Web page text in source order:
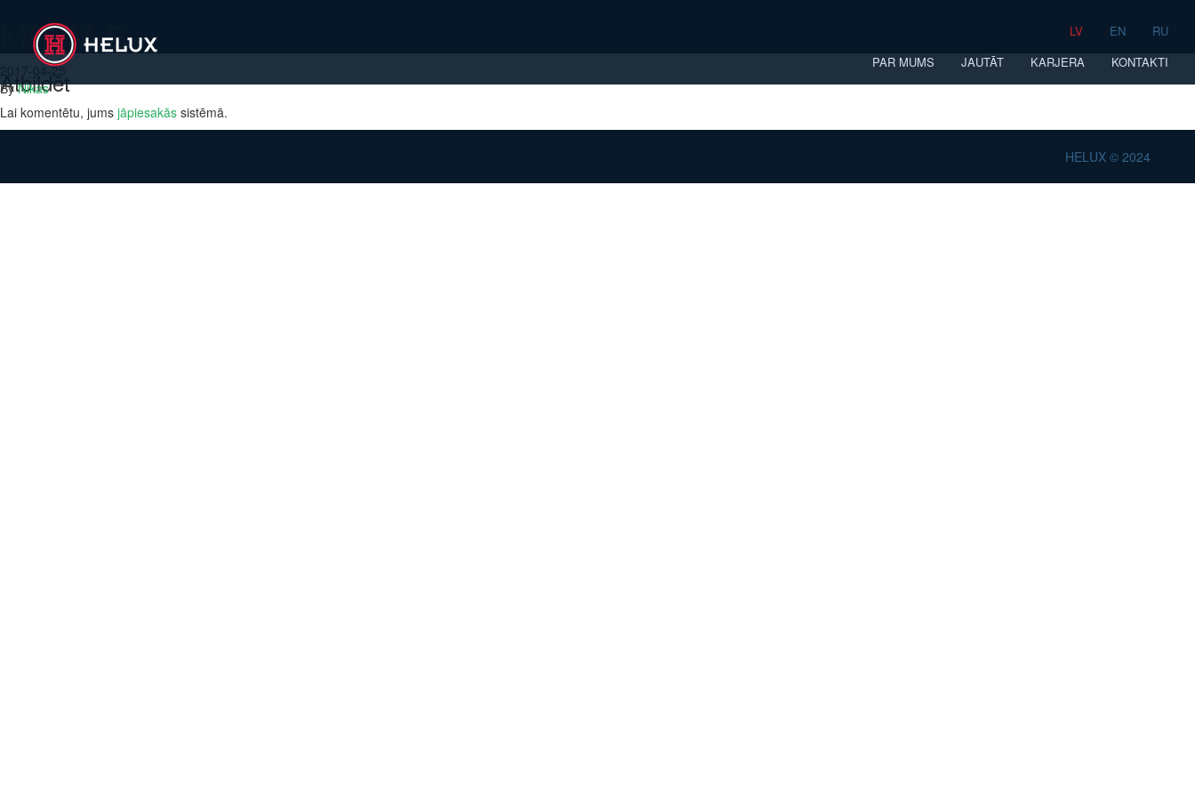
LV EN
RU
PAR MUMS
JAUTĀT KARJERA KONTAKTI
MSVM-S
2017-04-25
ByNikas
Atbildēt
Lai komentētu, jums jāpiesakās sistēmā.
HELUX © 2024